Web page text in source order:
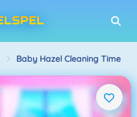
Baby Hazel Cleaning Time